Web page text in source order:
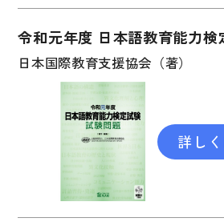
音声・音韻
語彙・意味
文章・談話・表現
令和元年度 日本語教育能力
日本国際教育支援協会（著）
詳し